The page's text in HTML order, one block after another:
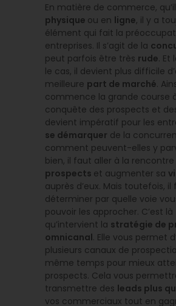
En matière de commerce,
physique ou en ligne, il y a
élément qui fait la
entreprises. Il s’agit de la
peut parfois être très rude. Et
le cas, il devient plus difficile
meilleure part de marché.
commence la grande course
conquête des prospects et
devient impératif pour les
se démarquer de la
comment peuvent-elles y
bien, il faut aller à la rencontre
prospects et augmenter sa
auprès d’eux. Mais toutefois,
déterminer par quelle voie
pouvoir les approcher. C’est là
qu’intervient la stratégie de
omnicanal. Elle vous permet
plusieurs canaux de
même temps pour mieux
prospects. Cela vous
transmettre des leads plus
vos commerciaux tout en